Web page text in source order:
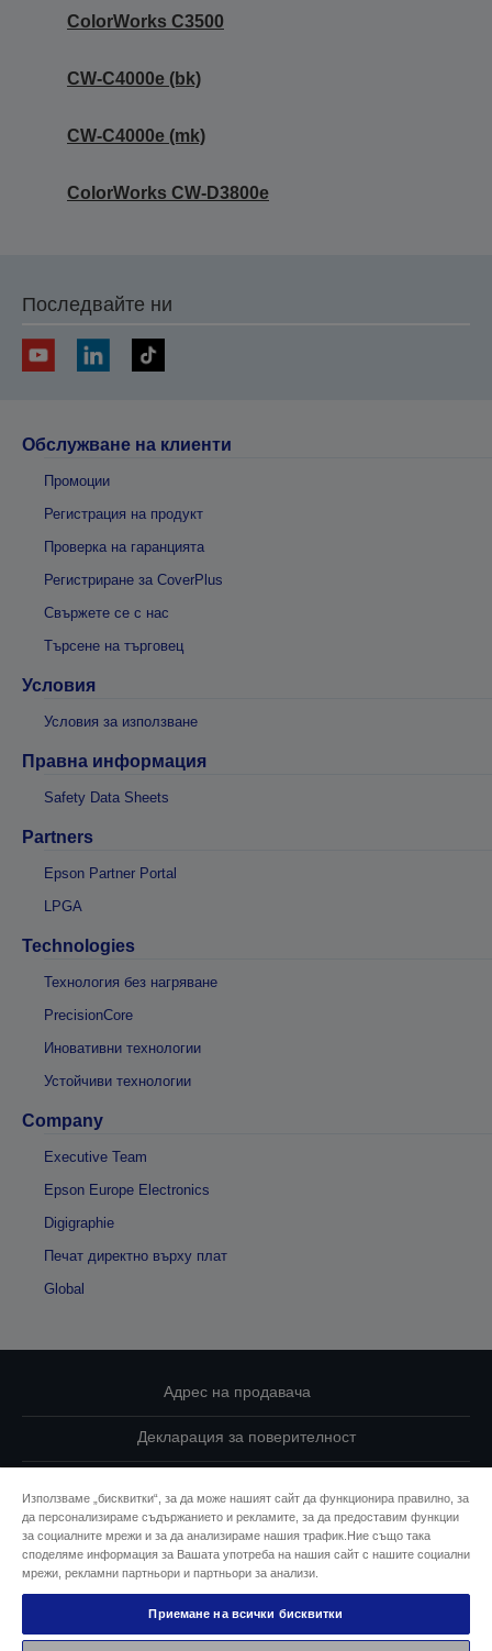
ColorWorks C3500
CW-C4000e (bk)
CW-C4000e (mk)
ColorWorks CW-D3800e
Последвайте ни
Обслужване на клиенти
Промоции
Регистрация на продукт
Проверка на гаранцията
Регистриране за CoverPlus
Свържете се с нас
Търсене на търговец
Условия
Условия за използване
Правна информация
Safety Data Sheets
Partners
Epson Partner Portal
LPGA
Technologies
Технология без нагряване
PrecisionCore
Иновативни технологии
Устойчиви технологии
Company
Executive Team
Epson Europe Electronics
Digigraphie
Печат директно върху плат
Global
Адрес на продавача
Декларация за поверителност
Свържете се с нас за Вашите данни
Информация за бисквитките
Ангажимент за достъпност на Epson
Използваме „бисквитки“, за да може нашият сайт да функционира правилно, за
да персонализираме съдържанието и рекламите, за да предоставим функции
за социалните мрежи и за да анализираме нашия трафик.Ние също така
споделяме информация за Вашата употреба на нашия сайт с нашите социални
мрежи, рекламни партньори и партньори за анализи.
Приемане на всички бисквитки